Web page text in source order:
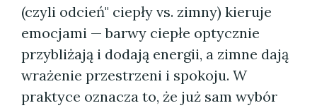
(czyli odcień" ciepły vs. zimny) kieruje
emocjami — barwy ciepłe optycznie
przybliżają i dodają energii, a zimne dają
wrażenie przestrzeni i spokoju. W
praktyce oznacza to, że już sam wybór